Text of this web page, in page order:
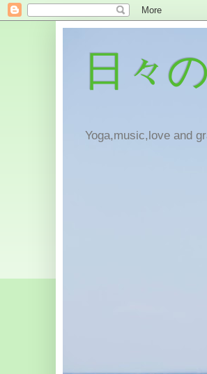
日々
Yoga,music,love and